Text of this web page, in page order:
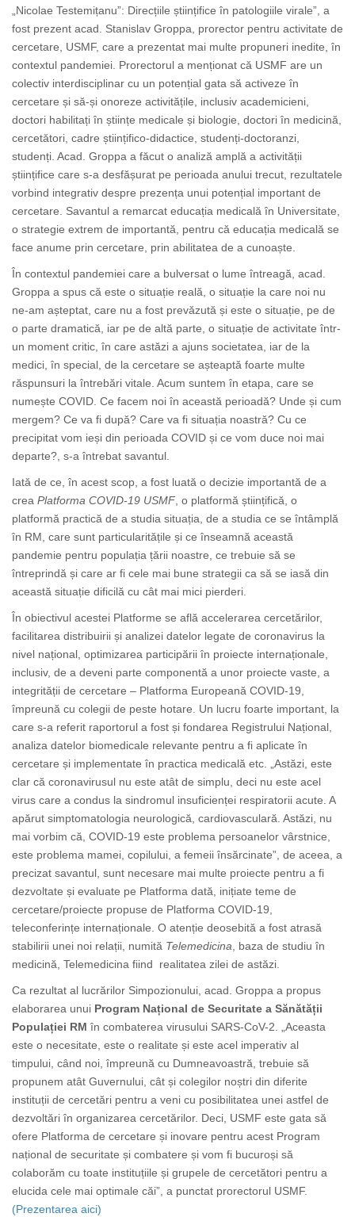
„Nicolae Testemițanu”: Direcțiile științifice în patologiile virale”, a
fost prezent acad. Stanislav Groppa, prorector pentru activitate de
cercetare, USMF, care a prezentat mai multe propuneri inedite, în
contextul pandemiei. Prorectorul a menționat că USMF are un
colectiv interdisciplinar cu un potențial gata să activeze în
cercetare și să-și onoreze activitățile, inclusiv academicieni,
doctori habilitați în științe medicale și biologie, doctori în medicină,
cercetători, cadre științifico-didactice, studenți-doctoranzi,
studenți. Acad. Groppa a făcut o analiză amplă a activității
științifice care s-a desfășurat pe perioada anului trecut, rezultatele
vorbind integrativ despre prezența unui potențial important de
cercetare. Savantul a remarcat educația medicală în Universitate,
o strategie extrem de importantă, pentru că educația medicală se
face anume prin cercetare, prin abilitatea de a cunoaște.
În contextul pandemiei care a bulversat o lume întreagă, acad.
Groppa a spus că este o situație reală, o situație la care noi nu
ne-am așteptat, care nu a fost prevăzută și este o situație, pe de
o parte dramatică, iar pe de altă parte, o situație de activitate într-
un moment critic, în care astăzi a ajuns societatea, iar de la
medici, în special, de la cercetare se așteaptă foarte multe
răspunsuri la întrebări vitale. Acum suntem în etapa, care se
numește COVID. Ce facem noi în această perioadă? Unde și cum
mergem? Ce va fi după? Care va fi situația noastră? Cu ce
precipitat vom ieși din perioada COVID și ce vom duce noi mai
departe?, s-a întrebat savantul.
Iată de ce, în acest scop, a fost luată o decizie importantă de a
crea Platforma COVID-19 USMF , o platformă științifică, o
platformă practică de a studia situația, de a studia ce se întâmplă
în RM, care sunt particularitățile și ce înseamnă această
pandemie pentru populația țării noastre, ce trebuie să se
întreprindă și care ar fi cele mai bune strategii ca să se iasă din
această situație dificilă cu cât mai mici pierderi.
În obiectivul acestei Platforme se află accelerarea cercetărilor,
facilitarea distribuirii și analizei datelor legate de coronavirus la
nivel național, optimizarea participării în proiecte internaționale,
inclusiv, de a deveni parte componentă a unor proiecte vaste, a
integrității de cercetare – Platforma Europeană COVID-19,
împreună cu colegii de peste hotare. Un lucru foarte important, la
care s-a referit raportorul a fost și fondarea Registrului Național,
analiza datelor biomedicale relevante pentru a fi aplicate în
cercetare și implementate în practica medicală etc. „Astăzi, este
clar că coronavirusul nu este atât de simplu, deci nu este acel
virus care a condus la sindromul insuficienței respiratorii acute. A
apărut simptomatologia neurologică, cardiovasculară. Astăzi, nu
mai vorbim că, COVID-19 este problema persoanelor vârstnice,
este problema mamei, copilului, a femeii însărcinate”, de aceea, a
precizat savantul, sunt necesare mai multe proiecte pentru a fi
dezvoltate și evaluate pe Platforma dată, inițiate teme de
cercetare/proiecte propuse de Platforma COVID-19,
teleconferințe internaționale. O atenție deosebită a fost atrasă
stabilirii unei noi relații, numită Telemedicina , baza de studiu în
medicină, Telemedicina fiind realitatea zilei de astăzi.
Ca rezultat al lucrărilor Simpozionului, acad. Groppa a propus
elaborarea unui Program Național de Securitate a Sănătății
Populației RM în combaterea virusului SARS-CoV-2. „Aceasta
este o necesitate, este o realitate și este acel imperativ al
timpului, când noi, împreună cu Dumneavoastră, trebuie să
propunem atât Guvernului, cât și colegilor noștri din diferite
instituții de cercetări pentru a veni cu posibilitatea unei astfel de
dezvoltări în organizarea cercetărilor. Deci, USMF este gata să
ofere Platforma de cercetare și inovare pentru acest Program
național de securitate și combatere și vom fi bucuroși să
colaborăm cu toate instituțiile și grupele de cercetători pentru a
elucida cele mai optimale căi”, a punctat prorectorul USMF.
(Prezentarea aici)